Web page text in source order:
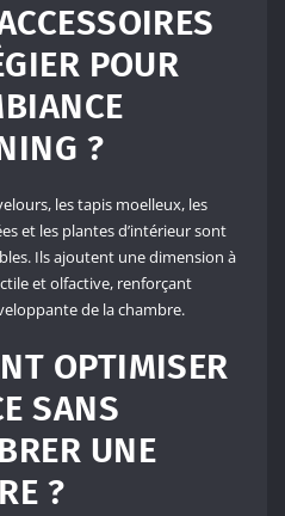
POUR
?
les tapis moelleux, les
et les plantes d’intérieur sont
Ils ajoutent une dimension à
et olfactive, renforçant
de la chambre.
OPTIMISER
SANS
UNE
?